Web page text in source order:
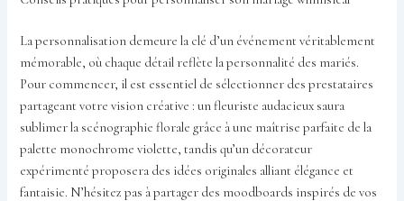
La personnalisation demeure la clé d’un événement véritablement
mémorable, où chaque détail reflète la personnalité des mariés.
Pour commencer, il est essentiel de sélectionner des prestataires
partageant votre vision créative : un fleuriste audacieux saura
sublimer la scénographie florale grâce à une maîtrise parfaite de la
palette monochrome violette, tandis qu’un décorateur
expérimenté proposera des idées originales alliant élégance et
fantaisie. N’hésitez pas à partager des moodboards inspirés de vos